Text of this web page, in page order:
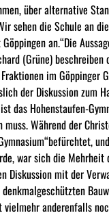
über alternative
sehen die Schule an
an.“Die
(Grüne) beschreiben
im Göppinger
der Diskussion zum
das Hohenstaufen-
Während der
war sich die
Diskussion mit der
anderenfalls